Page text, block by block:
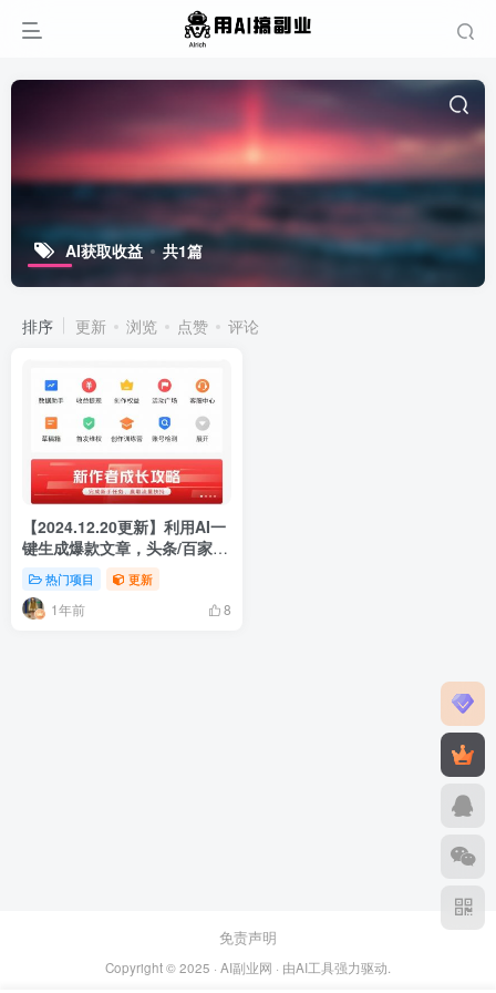
AI获取收益 共1篇
排序 更新 浏览 点赞 评论
【2024.12.20更新】利用AI一
键生成爆款文章，头条/百家
号/公众号轻松获取收益，保姆
级实操课程
热门项目 更新
1年前 8
免责声明
Copyright © 2025 · AI副业网 · 由AI工具强力驱动.